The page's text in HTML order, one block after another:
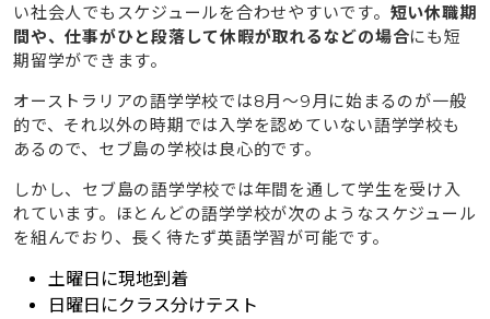
い社会人でもスケジュールを合わせやすいです。 短い休職期
間や、仕事がひと段落して休暇が取れるなどの場合にも短
期留学ができます。
オーストラリアの語学学校では8月〜9月に始まるのが一般
的で、それ以外の時期では入学を認めていない語学学校も
あるので、セブ島の学校は良心的です。
しかし、セブ島の語学学校では年間を通して学生を受け入
れています。ほとんどの語学学校が次のようなスケジュール
を組んでおり、長く待たず英語学習が可能です。
土曜日に現地到着
日曜日にクラス分けテスト